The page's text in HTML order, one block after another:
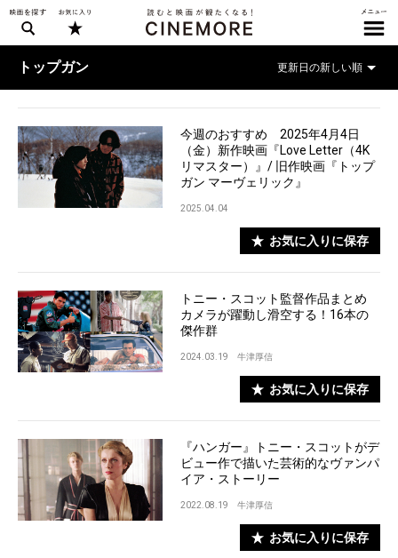
トップガン
今週のおすすめ 2025年4月4日
（金）新作映画『Love Letter（4K
リマスター）』/ 旧作映画『トップ
ガン マーヴェリック』
2025.04.04
お気に入りに保存
トニー・スコット監督作品まとめ
カメラが躍動し滑空する！16本の
傑作群
2024.03.19 牛津厚信
お気に入りに保存
『ハンガー』トニー・スコットがデ
ビュー作で描いた芸術的なヴァンパ
イア・ストーリー
2022.08.19 牛津厚信
お気に入りに保存